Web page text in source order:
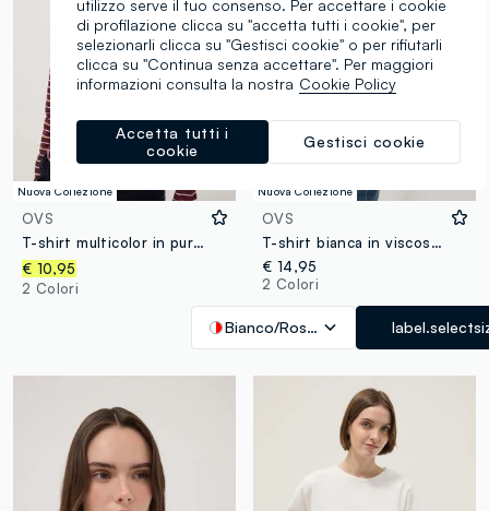
Nuova Collezione
OVS
T-shirt multicolor in puro cotone a righe con girocollo regular fit
€ 10,95
2 Colori
Nuova Collezione
OVS
T-shirt bianca in viscosa elasticizzato a righe
€ 14,95
2 Colori
Bianco/Rosso
utilizzo serve il tuo consenso. Per accettare i cookie
di profilazione clicca su "accetta tutti i cookie", per
selezionarli clicca su "Gestisci cookie" o per rifiutarli
clicca su "Continua senza accettare". Per maggiori
informazioni consulta la nostra Cookie Policy
Gestisci cookie
Accetta tutti i
cookie